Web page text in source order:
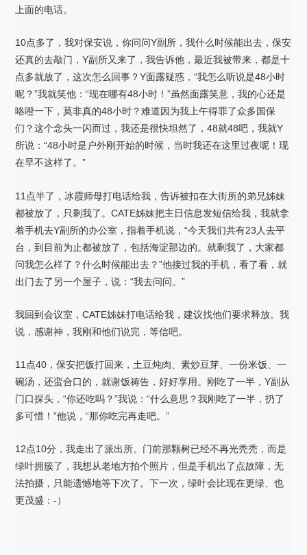
上面的电话。
10点多了，我对保安说，你问问Y副所，我什么时候能出去，保安
还真的去敲门，Y副所又来了，我告诉他，最近我被带来，都是十
点多就放了，这次怎么回事？Y面露疑惑，“我怎么听说是48小时
呢？”我就笑他：“现在哪有48小时！”虽然面露笑意，我的心还是
咯噔一下，莫非真的48小时？难道因为我上午得罪了众多国保
们？这个念头一闪而过，我还是很快坦然了，48就48吧，我就Y
所说：“48小时是户外刚开始的时候，当时我还在这里过夜呢！现
在早不这样了。”
11点半了，冰霞师母打电话给我，告诉被扣在大街所的弟兄姊妹
都被放了，只剩我了。CATE姊妹把主日信息发短信给我，我就拿
着手机去Y副所的办公室，指着手机说，“今天我们共有23人去平
台，到目前为止都被放了，包括海淀那边的。就剩我了，大家都
问我怎么样了？什么时候能出去？”他接过我的手机，看了看，就
出门去了另一个屋子，说：“我去问问。”
我回到会议室，CATE姊妹打电话给我，建议找他们要求释放。我
说，感谢神，我刚和他们说完，等信吧。
11点40，保安把饭打回来，土豆炖肉、素炒豆芽、一份米饭、一
碗汤，还蛮合口的，就谢饭祷告，好好享用。刚吃了一半，Y副从
门口探头，“你还吃吗？”我说：“什么意思？我刚吃了一半，扔了
多可惜！”他说，“那你吃完再走吧。”
12点10分，我走出了派出所。门前那颗树已经不再光秃秃，而是
绿叶拥簇了，我想从老地方拍个照片，但是手机出了点故障，无
法拍摄，只能遗憾地等下次了。下一次，绿叶会比现在更绿、也
更茂盛：-）